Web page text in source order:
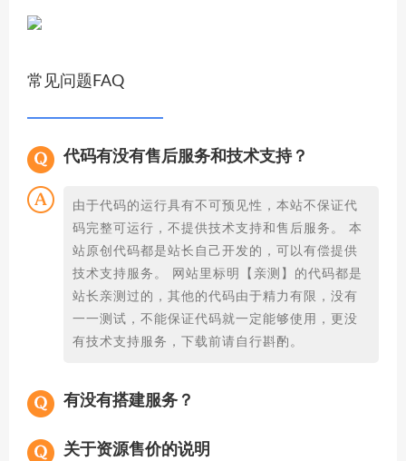
常见问题FAQ
代码有没有售后服务和技术支持？
由于代码的运行具有不可预见性，本站不保证代
码完整可运行，不提供技术支持和售后服务。 本
站原创代码都是站长自己开发的，可以有偿提供
技术支持服务。 网站里标明【亲测】的代码都是
站长亲测过的，其他的代码由于精力有限，没有
一一测试，不能保证代码就一定能够使用，更没
有技术支持服务，下载前请自行斟酌。
有没有搭建服务？
关于资源售价的说明